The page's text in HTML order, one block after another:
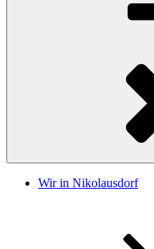
Wir in Nikolausdorf